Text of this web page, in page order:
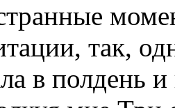
так,
в полдень